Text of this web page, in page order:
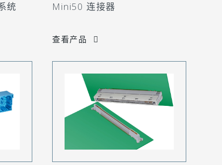
统 Mini50 连接器
查看产品